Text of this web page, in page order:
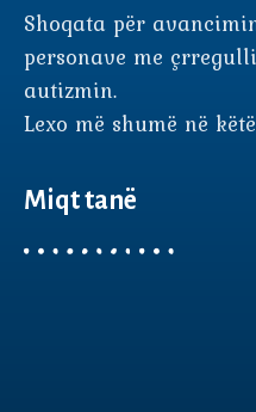
Shoqata për
personave me
autizmin.
Lexo më shumë në këtë
Miqt tanë